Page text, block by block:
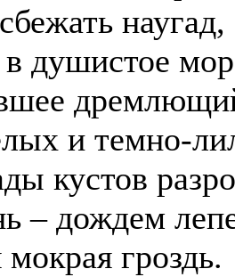
наугад,
душистое
и темно-
кустов
– дождем
гроздь.